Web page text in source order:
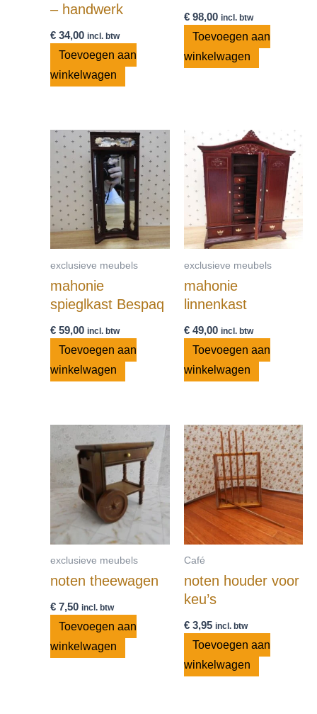
– handwerk
€ 34,00 incl. btw
Toevoegen aan
winkelwagen
€98,00 incl. btw
Toevoegen aan
winkelwagen
exclusieve meubels
mahonie
spieglkast Bespaq
€ 59,00 incl. btw
Toevoegen aan
winkelwagen
exclusieve meubels
mahonie
linnenkast
€49,00 incl. btw
Toevoegen aan
winkelwagen
exclusieve meubels
noten theewagen
€ 7,50 incl. btw
Toevoegen aan
winkelwagen
Café
noten houder voor
keu’s
€3,95 incl. btw
Toevoegen aan
winkelwagen